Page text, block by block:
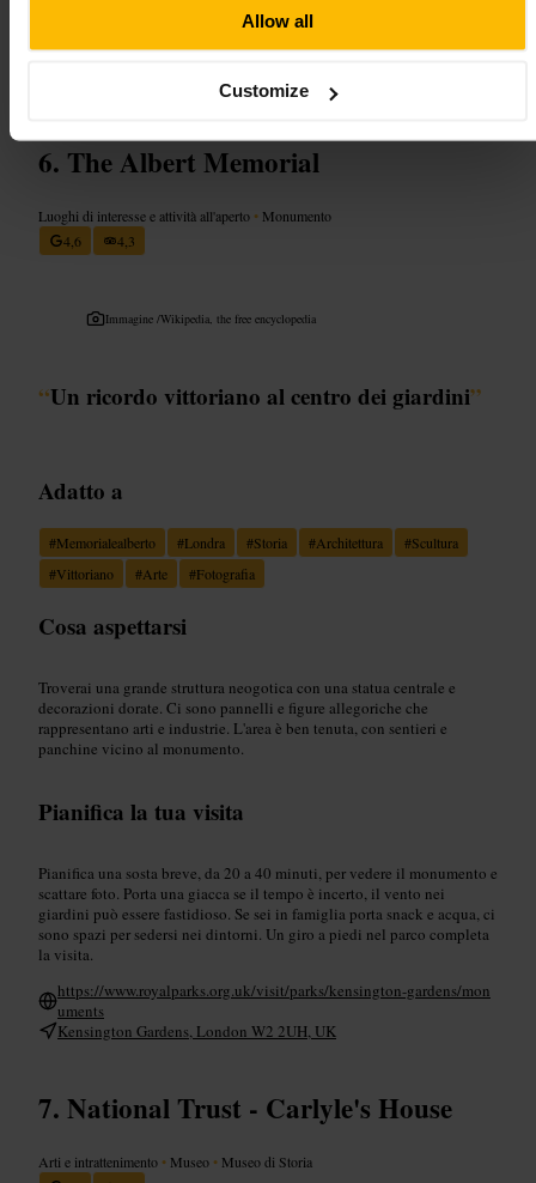
Allow all
Customize
abbina la sosta a una passeggiata per scoprire altri edifici storici vicini.
29 Melbury Rd, London W14 8AB, UK
The Albert Memorial
Luoghi di interesse e attività all'aperto • Monumento
4,6
4,3
Immagine /Wikipedia, the free encyclopedia
“Un ricordo vittoriano al centro dei giardini”
Adatto a
#Memorialealberto #Londra #Storia #Architettura #Scultura
#Vittoriano #Arte #Fotografia
Cosa aspettarsi
Troverai una grande struttura neogotica con una statua centrale e
decorazioni dorate. Ci sono pannelli e figure allegoriche che
rappresentano arti e industrie. L'area è ben tenuta, con sentieri e
panchine vicino al monumento.
Pianifica la tua visita
Pianifica una sosta breve, da 20 a 40 minuti, per vedere il monumento e
scattare foto. Porta una giacca se il tempo è incerto, il vento nei
giardini può essere fastidioso. Se sei in famiglia porta snack e acqua, ci
sono spazi per sedersi nei dintorni. Un giro a piedi nel parco completa
la visita.
https://www.royalparks.org.uk/visit/parks/kensington-gardens/mon
uments
Kensington Gardens, London W2 2UH, UK
National Trust - Carlyle's House
Arti e intrattenimento • Museo • Museo di Storia